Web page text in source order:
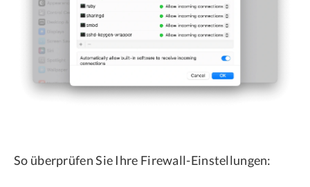
So überprüfen Sie Ihre Firewall-Einstellungen: